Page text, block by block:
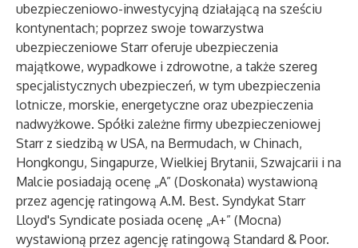
ubezpieczeniowo-inwestycyjną działającą na sześciu
kontynentach; poprzez swoje towarzystwa
ubezpieczeniowe Starr oferuje ubezpieczenia
majątkowe, wypadkowe i zdrowotne, a także szereg
specjalistycznych ubezpieczeń, w tym ubezpieczenia
lotnicze, morskie, energetyczne oraz ubezpieczenia
nadwyżkowe. Spółki zależne firmy ubezpieczeniowej
Starr z siedzibą w USA, na Bermudach, w Chinach,
Hongkongu, Singapurze, Wielkiej Brytanii, Szwajcarii i na
Malcie posiadają ocenę „A” (Doskonała) wystawioną
przez agencję ratingową A.M. Best. Syndykat Starr
Lloyd's Syndicate posiada ocenę „A+” (Mocna)
wystawioną przez agencję ratingową Standard & Poor.